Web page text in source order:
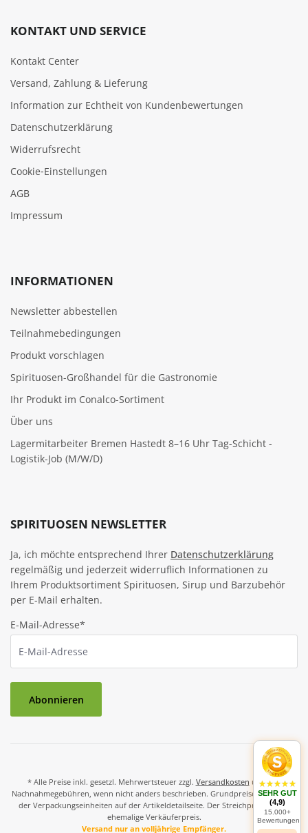
KONTAKT UND SERVICE
Kontakt Center
Versand, Zahlung & Lieferung
Information zur Echtheit von Kundenbewertungen
Datenschutzerklärung
Widerrufsrecht
Cookie‑Einstellungen
AGB
Impressum
INFORMATIONEN
Newsletter abbestellen
Teilnahmebedingungen
Produkt vorschlagen
Spirituosen-Großhandel für die Gastronomie
Ihr Produkt im Conalco-Sortiment
Über uns
Lagermitarbeiter Bremen Hastedt 8–16 Uhr Tag-Schicht -
Logistik-Job (M/W/D)
SPIRITUOSEN NEWSLETTER
Ja, ich möchte entsprechend Ihrer Datenschutzerklärung
regelmäßig und jederzeit widerruflich Informationen zu
Ihrem Produktsortiment Spirituosen, Sirup und Barzubehör
per E-Mail erhalten.
E-Mail-Adresse*
Abonnieren
* Alle Preise inkl. gesetzl. Mehrwertsteuer zzgl. Versandkosten und ggf.
Nachnahmegebühren, wenn nicht anders beschrieben. Grundpreise und Preise
der Verpackungseinheiten auf der Artikeldetailseite. Der Streichpreis ist der
ehemalige Verkäuferpreis.
Versand nur an volljährige Empfänger.
SEHR GUT
(4,9)
15.000+
Bewertungen